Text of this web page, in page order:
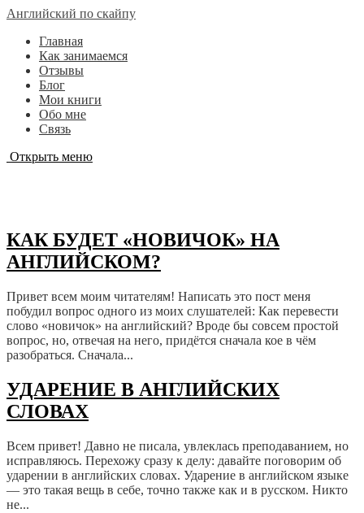
Английский по скайпу
Главная
Как занимаемся
Отзывы
Блог
Мои книги
Обо мне
Связь
Открыть меню
КАК БУДЕТ «НОВИЧОК» НА
АНГЛИЙСКОМ?
Привет всем моим читателям! Написать это пост меня
побудил вопрос одного из моих слушателей: Как перевести
слово «новичок» на английский? Вроде бы совсем простой
вопрос, но, отвечая на него, придётся сначала кое в чём
разобраться. Сначала...
УДАРЕНИЕ В АНГЛИЙСКИХ
СЛОВАХ
Всем привет! Давно не писала, увлеклась преподаванием, но
исправляюсь. Перехожу сразу к делу: давайте поговорим об
ударении в английских словах. Ударение в английском языке
— это такая вещь в себе, точно также как и в русском. Никто
не...